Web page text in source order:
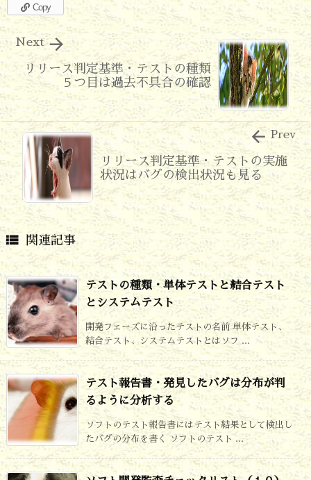
Copy
リリース判定基準・テストの種類
５つ目は過去不具合の確認

Next
リリース判定基準・テストの実施
状況はバグの検出状況も見る
 Prev
 関連記事
テストの種類・単体テストと結合テスト
とシステムテスト
開発フェーズに沿ったテストの名前 単体テスト、
結合テスト、システムテストとはソフ ...
テスト報告書・発見したバグは分布が判
るように分析する
ソフトのテスト報告書にはテスト結果として検出し
たバグの分布を書く ソフトのテスト ...